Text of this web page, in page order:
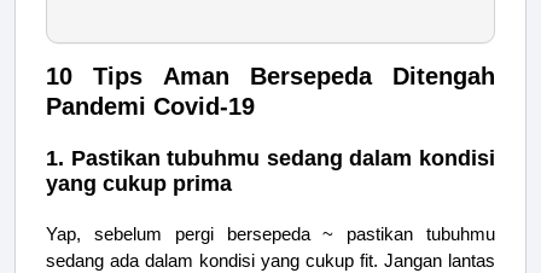
10 Tips Aman Bersepeda Ditengah
Pandemi Covid-19
1. Pastikan tubuhmu sedang dalam kondisi
yang cukup prima
Yap, sebelum pergi bersepeda ~ pastikan tubuhmu
sedang ada dalam kondisi yang cukup fit. Jangan lantas